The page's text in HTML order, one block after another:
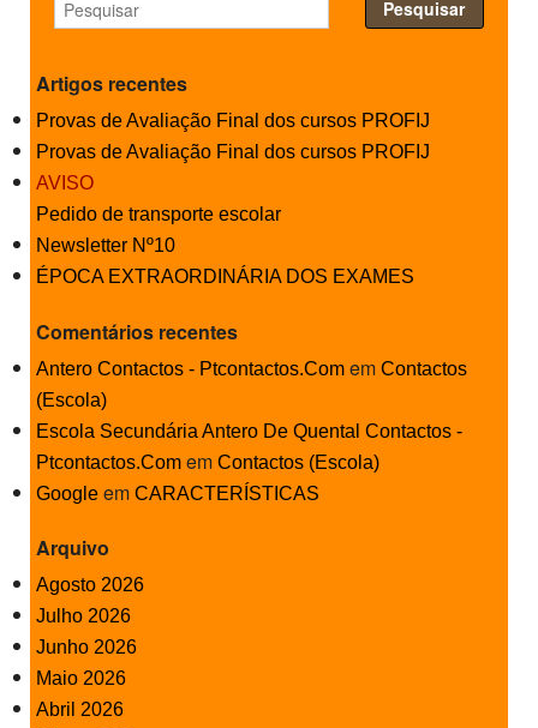
ENC. DE EDUCAÇÃO
Artigos recentes
Provas de Avaliação Final dos cursos PROFIJ
Provas de Avaliação Final dos cursos PROFIJ
AVISO
Pedido de transporte escolar
Newsletter Nº10
ÉPOCA EXTRAORDINÁRIA DOS EXAMES
Comentários recentes
Antero Contactos - Ptcontactos.Com em Contactos
(Escola)
Escola Secundária Antero De Quental Contactos -
Ptcontactos.Com em Contactos (Escola)
Google em CARACTERÍSTICAS
Arquivo
Agosto 2026
Julho 2026
Junho 2026
Maio 2026
Abril 2026